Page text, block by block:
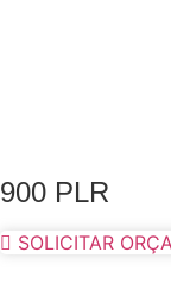
900 PLR
SOLICITAR